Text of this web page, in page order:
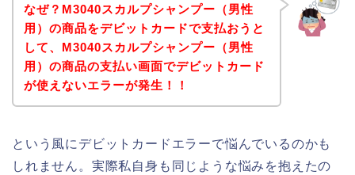
なぜ？M3040スカルプシャンプー（男性
用）の商品をデビットカードで支払おうと
して、M3040スカルプシャンプー（男性
用）の商品の支払い画面でデビットカード
が使えないエラーが発生！！
という風にデビットカードエラーで悩んでいるのかも
しれません。実際私自身も同じような悩みを抱えたの